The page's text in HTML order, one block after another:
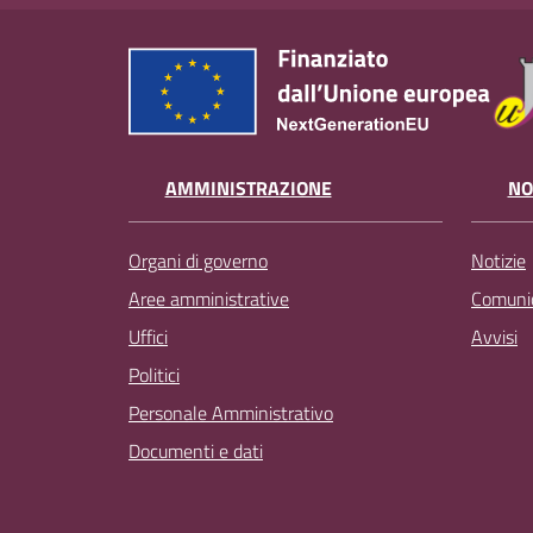
AMMINISTRAZIONE
Organi di governo
Aree amministrative
Uffici
Politici
Personale Amministrativo
Documenti e dati
Notizie
Avvisi